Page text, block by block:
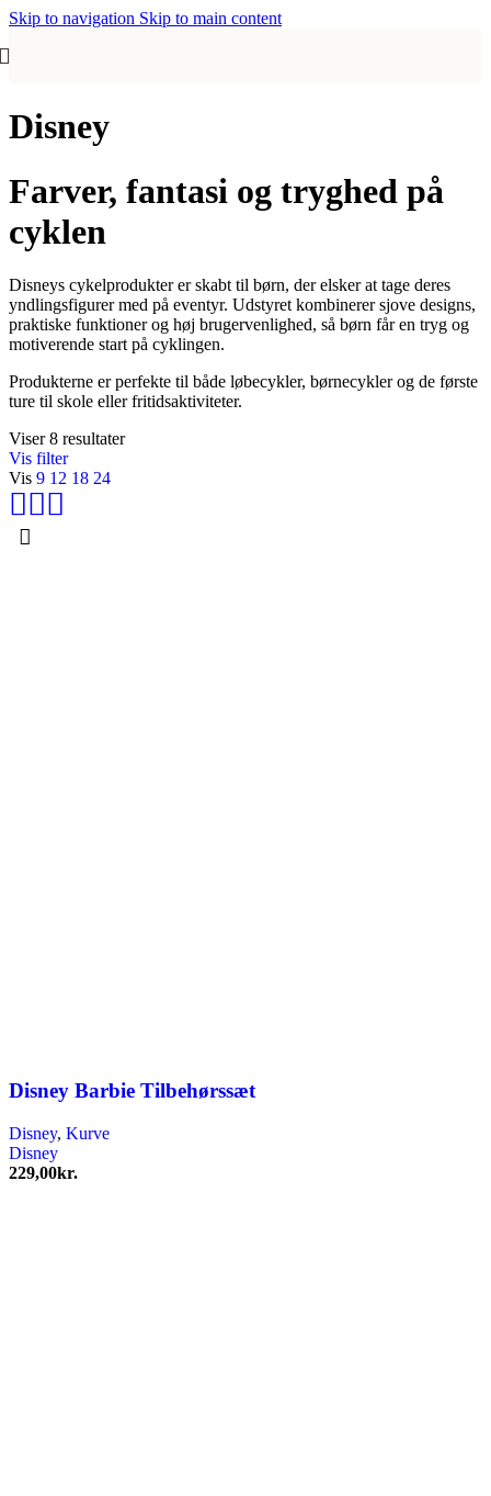
Skip to navigation Skip to main content
Disney
Farver, fantasi og tryghed på
cyklen
Disneys cykelprodukter er skabt til børn, der elsker at tage deres
yndlingsfigurer med på eventyr. Udstyret kombinerer sjove designs,
praktiske funktioner og høj brugervenlighed, så børn får en tryg og
motiverende start på cyklingen.
Produkterne er perfekte til både løbecykler, børnecykler og de første
ture til skole eller fritidsaktiviteter.
Viser 8 resultater
Vis filter
Vis 9 12 18 24
Disney Barbie Tilbehørssæt
Disney, Kurve
Disney
229,00kr.